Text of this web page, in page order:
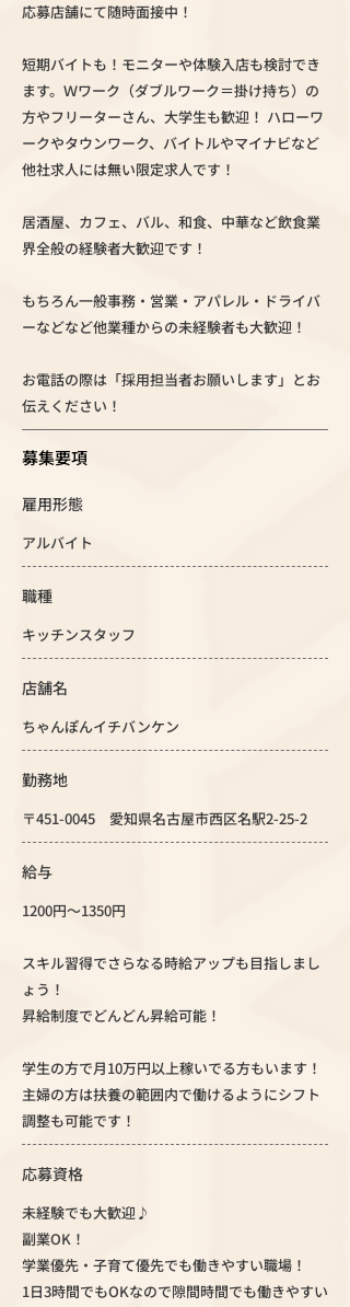
応募店舗にて随時面接中！
短期バイトも！モニターや体験入店も検討でき
ます。Ｗワーク（ダブルワーク＝掛け持ち）の
方やフリーターさん、大学生も歓迎！ ハローワ
ークやタウンワーク、バイトルやマイナビなど
他社求人には無い限定求人です！
居酒屋、カフェ、バル、和食、中華など飲食業
界全般の経験者大歓迎です！
もちろん一般事務・営業・アパレル・ドライバ
ーなどなど他業種からの未経験者も大歓迎！
お電話の際は「採用担当者お願いします」とお
伝えください！
募集要項
雇用形態
アルバイト
職種
キッチンスタッフ
店舗名
ちゃんぽんイチバンケン
勤務地
〒451-0045 愛知県名古屋市西区名駅2-25-2
給与
1200円～1350円
スキル習得でさらなる時給アップも目指しまし
ょう！
昇給制度でどんどん昇給可能！
学生の方で月10万円以上稼いでる方もいます！
主婦の方は扶養の範囲内で働けるようにシフト
調整も可能です！
応募資格
未経験でも大歓迎♪
副業OK！
学業優先・子育て優先でも働きやすい職場！
1日3時間でもOKなので隙間時間でも働きやすい